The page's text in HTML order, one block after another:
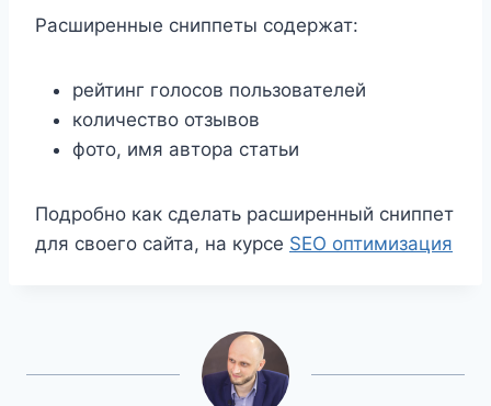
Расширенные сниппеты содержат:
рейтинг голосов пользователей
количество отзывов
фото, имя автора статьи
Подробно как сделать расширенный сниппет
для своего сайта, на курсе SEO оптимизация